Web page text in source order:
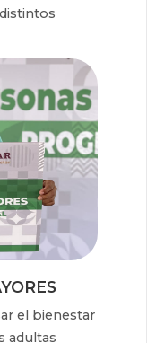
el bienestar
adultas